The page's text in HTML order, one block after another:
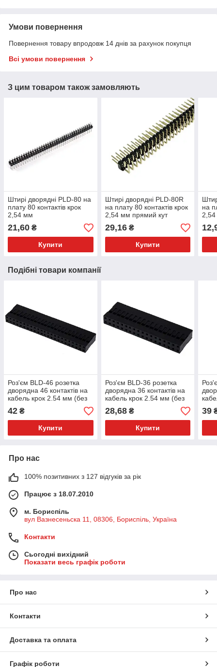
Умови повернення
Повернення товару впродовж 14 днів за рахунок покупця
Всі умови повернення
З цим товаром також замовляють
Штирі дворядні PLD-80 на
плату 80 контактів крок
2,54 мм
21,60 ₴
Купити
Штирі дворядні PLD-80R
на плату 80 контактів крок
2,54 мм прямий кут
29,16₴
Купити
на
Подібні товари компанії
Роз'єм BLD-46 розетка
дворядна 46 контактів на
кабель крок 2.54 мм (без
42 ₴
Купити
Роз'єм BLD-36 розетка
дворядна 36 контактів на
кабель крок 2.54 мм (без
28,68₴
Купити
39
Про нас
100% позитивних з 127 відгуків за рік
Працює з 18.07.2010
м. Бориспіль
вул Вазнесеньска 11, 08306, Бориспіль, Україна
Контакти
Сьогодні вихідний
Показати весь графік роботи
Про нас
Контакти
Доставка та оплата
Графік роботи